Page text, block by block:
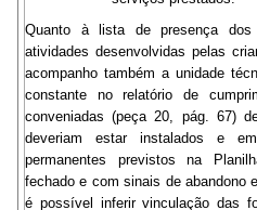
Quanto à lista de presença
atividades desenvolvidas pelas
acompanho também a unidade
constante no relatório de
conveniadas (peça 20, pág. 67)
deveriam estar instalados e
permanentes previstos na
fechado e com sinais de abandono
é possível inferir vinculação das